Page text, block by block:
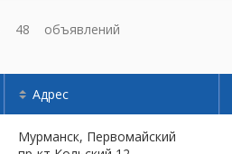
48 объявлений
Адрес
Мурманск, Первомайский